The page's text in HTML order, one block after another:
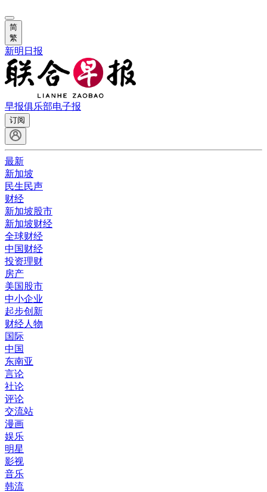
简
繁
新明日报
早报俱乐部电子报
订阅
最新
新加坡
民生民声
财经
新加坡股市
新加坡财经
全球财经
中国财经
投资理财
房产
美国股市
中小企业
起步创新
财经人物
国际
中国
东南亚
言论
社论
评论
交流站
漫画
娱乐
明星
影视
音乐
韩流